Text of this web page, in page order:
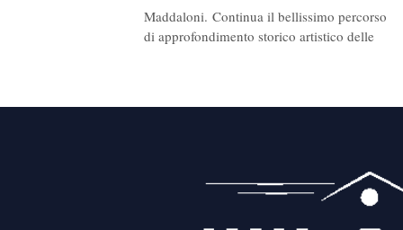
Maddaloni. Continua il bellissimo percorso
di approfondimento storico artistico delle